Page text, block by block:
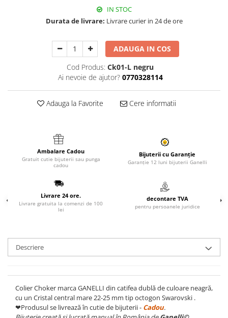
IN STOC
Durata de livrare: Livrare curier in 24 de ore
ADAUGA IN COS
Cod Produs: Ck01-L negru
Ai nevoie de ajutor? 0770328114
Adauga la Favorite Cere informatii
Ambalare Cadou
Gratuit cutie bijuterii sau punga
cadou
Bijuterii cu Garanție
Garanție 12 luni bijuterii Ganelli
Livrare 24 ore.
Livrare gratuita la comenzi de 100
lei
decontare TVA
pentru persoanele juridice
Descriere
Colier Choker marca GANELLI din catifea dublă de culoare neagră,
cu un Cristal central mare 22-25 mm tip octogon Swarovski .
❤Produsul se livrează în cutie de bijuterii - Cadou.